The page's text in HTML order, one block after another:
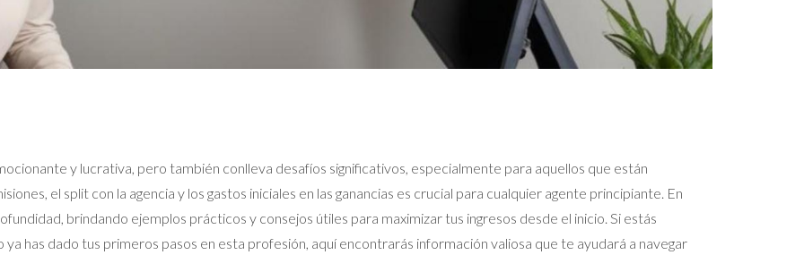
y lucrativa, pero también conlleva desafíos significativos, especialmente para aquellos que están
el split con la agencia y los gastos iniciales en las ganancias es crucial para cualquier agente principiante. En
brindando ejemplos prácticos y consejos útiles para maximizar tus ingresos desde el inicio. Si estás
has dado tus primeros pasos en esta profesión, aquí encontrarás información valiosa que te ayudará a navegar